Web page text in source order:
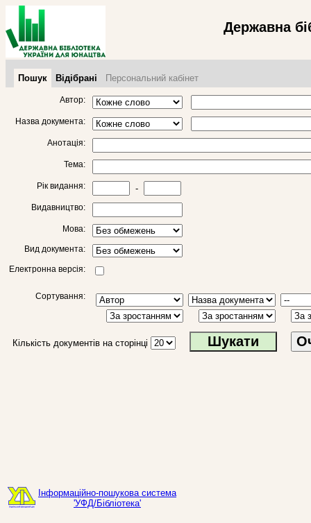
Державна
Пошук Відібрані Персональний кабінет
Автор:
Назва документа:
Анотація:
Тема:
Рік видання: -
Видавництво:
Мова:
Вид документа:
Електронна версія:
Сортування:
Кількість документів на сторінці
Інформаційно-пошукова система
'УФД/Бібліотека'